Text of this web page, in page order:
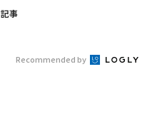
記事
Recommended by